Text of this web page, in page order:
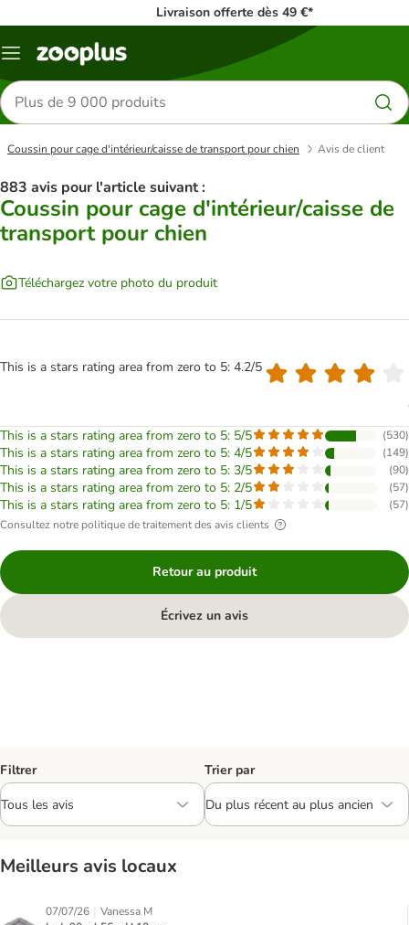
Livraison offerte dès 49 €*
Menu
Rechercher
des
produits
Coussin pour cage d'intérieur/caisse de transport pour chien Avis de client
883 avis pour l'article suivant :
Coussin pour cage d'intérieur/caisse de
transport pour chien
Téléchargez votre photo du produit
This is a stars rating area from zero to 5: 4.2/5
This is a stars rating area from zero to 5: 5/5 (530)
This is a stars rating area from zero to 5: 4/5 (149)
This is a stars rating area from zero to 5: 3/5 (90)
This is a stars rating area from zero to 5: 2/5 (57)
This is a stars rating area from zero to 5: 1/5 (57)
Consultez notre politique de traitement des avis clients
Retour au produit
Écrivez un avis
Filtrer Trier par
Meilleurs avis locaux
07/07/26 | Vanessa M